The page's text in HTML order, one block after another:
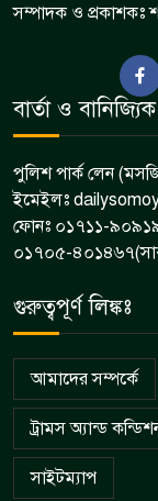
সম্পাদক ও প্রকাশকঃ
বার্তা ও
পুলিশ পার্ক লেন
ইমেইলঃ
ফোনঃ ০১৭১১-
০১৭০৫-
গুরুত্বপূর্ণ লিঙ্কঃ
আমাদের সম্পর্কে
ট্রামস অ্যান্ড
সাইটম্যাপ